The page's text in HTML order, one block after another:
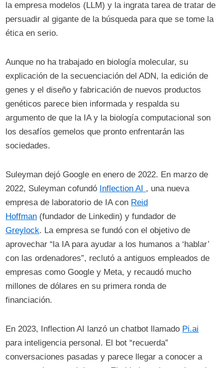
la empresa modelos (LLM) y la ingrata tarea de tratar de
persuadir al gigante de la búsqueda para que se tome la
ética en serio.
Aunque no ha trabajado en biología molecular, su
explicación de la secuenciación del ADN, la edición de
genes y el diseño y fabricación de nuevos productos
genéticos parece bien informada y respalda su
argumento de que la IA y la biología computacional son
los desafíos gemelos que pronto enfrentarán las
sociedades.
Suleyman dejó Google en enero de 2022. En marzo de
2022, Suleyman cofundó Inflection AI , una nueva
empresa de laboratorio de IA con Reid
Hoffman (fundador de Linkedin) y fundador de
Greylock. La empresa se fundó con el objetivo de
aprovechar “la IA para ayudar a los humanos a ‘hablar’
con las ordenadores”, reclutó a antiguos empleados de
empresas como Google y Meta, y recaudó mucho
millones de dólares en su primera ronda de
financiación.
En 2023, Inflection AI lanzó un chatbot llamado Pi.ai
para inteligencia personal. El bot “recuerda”
conversaciones pasadas y parece llegar a conocer a